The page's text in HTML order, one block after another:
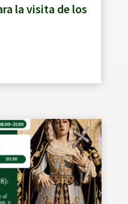
la visita de los